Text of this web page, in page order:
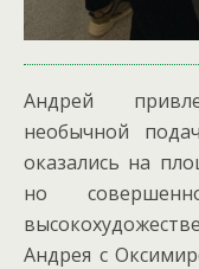
Андрей
необычной
оказались на
но
Андрея с